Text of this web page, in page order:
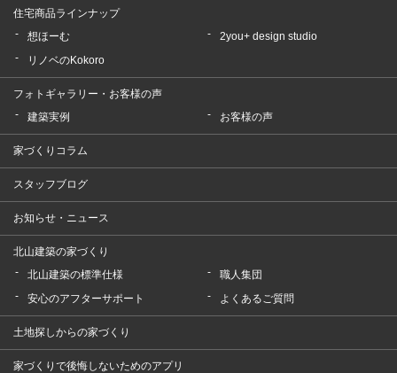
住宅商品ラインナップ
想ほーむ
2you+ design studio
リノベのKokoro
フォトギャラリー・お客様の声
建築実例
お客様の声
家づくりコラム
スタッフブログ
お知らせ・ニュース
北山建築の家づくり
北山建築の標準仕様
職人集団
安心のアフターサポート
よくあるご質問
土地探しからの家づくり
家づくりで後悔しないためのアプリ